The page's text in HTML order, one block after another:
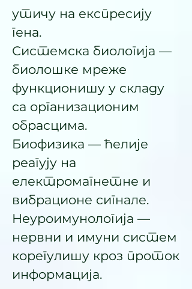
утичу на експресију
гена.
Системска биологија —
биолошке мреже
функционишу у складу
са организационим
обрасцима.
Биофизика — ћелије
реагују на
електромагнетне и
вибрационе сигнале.
Неуроимунологија —
нервни и имуни систем
корегулишу кроз проток
информација.